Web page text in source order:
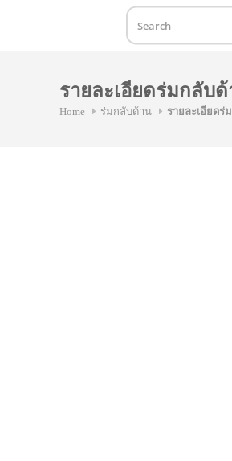
รายละเอียดร่มกลับด้
Home ร่มกลับด้าน รายละเอียดร่